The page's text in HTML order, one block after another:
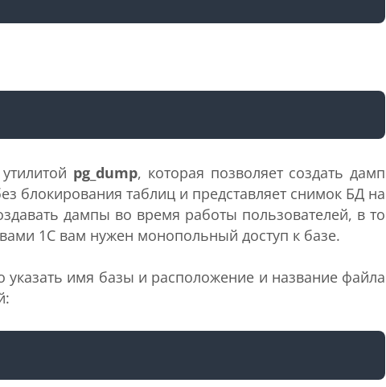
pg_dump, которая позволяет создать дамп
блокирования таблиц и представляет снимок БД на
дампы во время работы пользователей, в то
1С вам нужен монопольный доступ к базе.
указать имя базы и расположение и название файла